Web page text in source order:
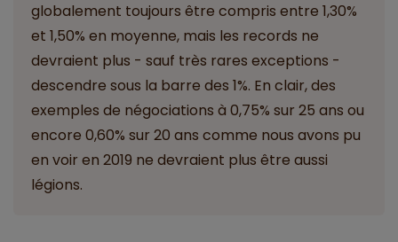
globalement toujours être compris entre 1,30%
et 1,50% en moyenne, mais les records ne
devraient plus - sauf très rares exceptions -
descendre sous la barre des 1%. En clair, des
exemples de négociations à 0,75% sur 25 ans ou
encore 0,60% sur 20 ans comme nous avons pu
en voir en 2019 ne devraient plus être aussi
légions.